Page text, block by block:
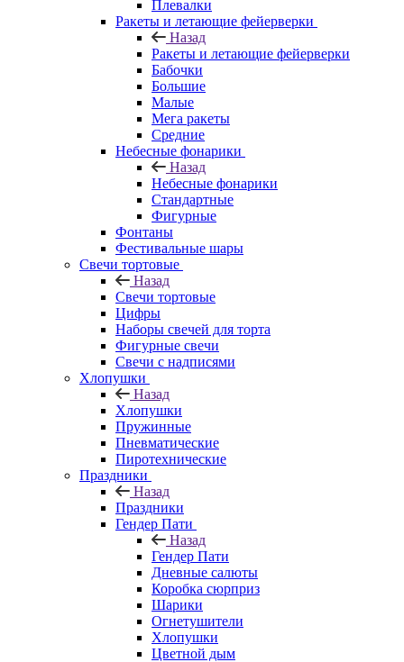
Плевалки
Ракеты и летающие фейерверки
Назад
Ракеты и летающие фейерверки
Бабочки
Большие
Малые
Мега ракеты
Средние
Небесные фонарики
Назад
Небесные фонарики
Стандартные
Фигурные
Фонтаны
Фестивальные шары
Свечи тортовые
Назад
Свечи тортовые
Цифры
Наборы свечей для торта
Фигурные свечи
Свечи с надписями
Хлопушки
Назад
Хлопушки
Пружинные
Пневматические
Пиротехнические
Праздники
Назад
Праздники
Гендер Пати
Назад
Гендер Пати
Дневные салюты
Коробка сюрприз
Шарики
Огнетушители
Хлопушки
Цветной дым